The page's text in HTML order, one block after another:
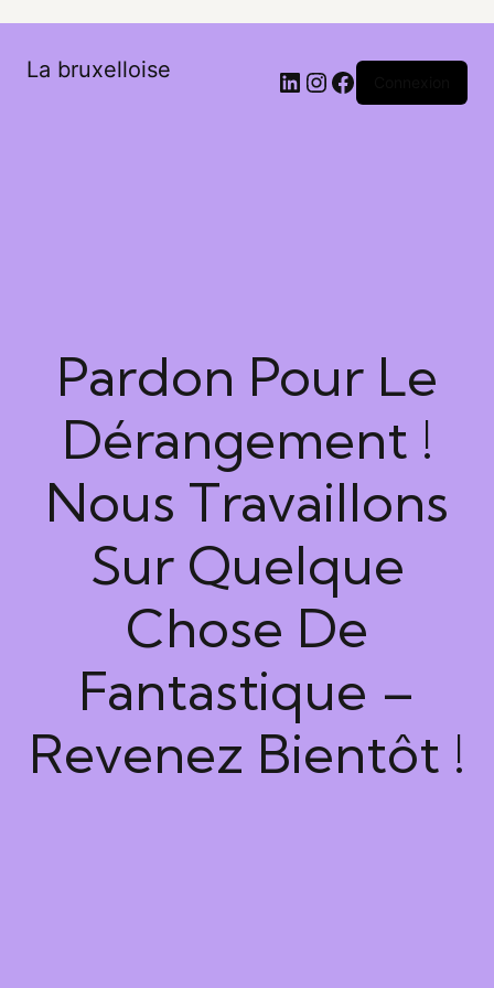
La bruxelloise
Pardon Pour Le
Dérangement !
Nous Travaillons
Sur Quelque
Chose De
Fantastique –
Revenez Bientôt !